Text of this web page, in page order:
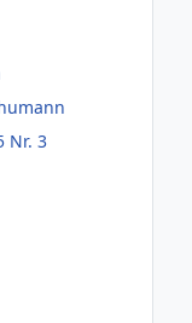
Nr. 3